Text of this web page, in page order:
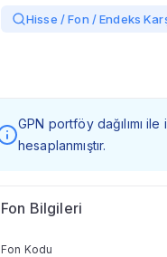
Hisse / Fon / Endeks
GPN portföy dağılımı
hesaplanmıştır.
Fon Bilgileri
Fon Kodu